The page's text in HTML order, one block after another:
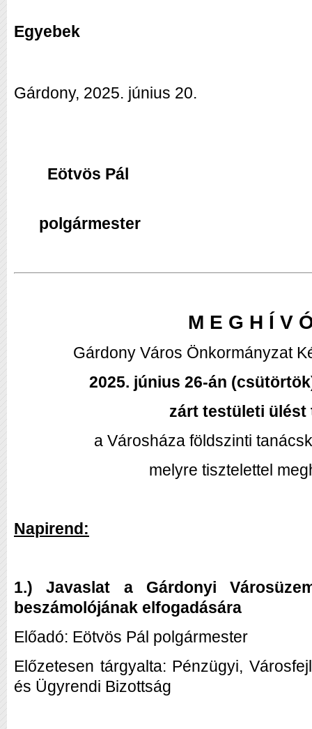
Egyebek
Gárdony, 2025. június 20.
Eötvös Pál
polgármester
M E G H Í V
Gárdony Város Önkormányzat
2025. június 26-án
zárt testületi ülést
a Városháza földszinti
melyre tisztelettel
Napirend:
1.) Javaslat a Gárdonyi
beszámolójának elfogadására
Előadó: Eötvös Pál polgármester
Előzetesen tárgyalta: Pénzügyi,
és Ügyrendi Bizottság